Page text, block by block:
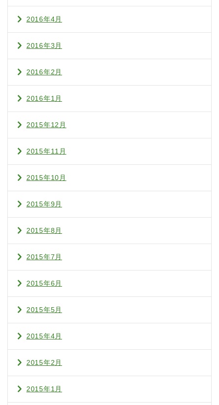
2016年4月
2016年3月
2016年2月
2016年1月
2015年12月
2015年11月
2015年10月
2015年9月
2015年8月
2015年7月
2015年6月
2015年5月
2015年4月
2015年2月
2015年1月